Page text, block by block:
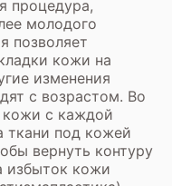
процедура,
молодого
позволяет
кожи на
изменения
с возрастом. Во
кожи с каждой
ткани под кожей
вернуть контуру
избыток кожи